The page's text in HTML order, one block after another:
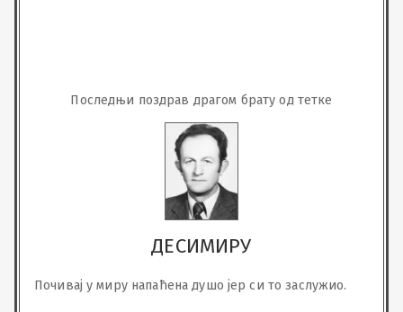
Последњи поздрав драгом брату од тетке
ДЕСИМИРУ
Почивај у миру напаћена душо јер си то заслужио.